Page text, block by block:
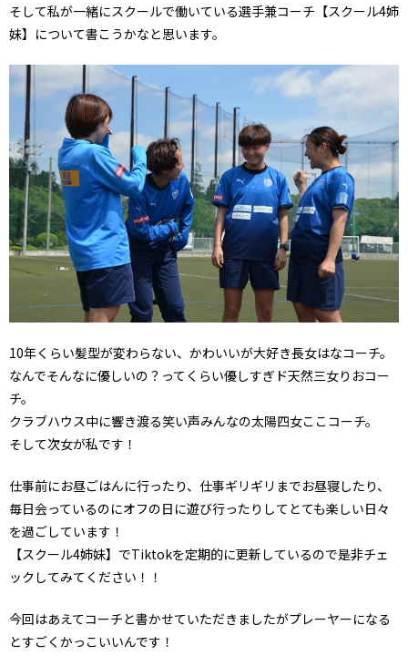
そして私が一緒にスクールで働いている選手兼コーチ【スクール4姉
妹】について書こうかなと思います。
10年くらい髪型が変わらない、かわいいが大好き長女はなコーチ。
なんでそんなに優しいの？ってくらい優しすぎド天然三女りおコー
チ。
クラブハウス中に響き渡る笑い声みんなの太陽四女ここコーチ。
そして次女が私です！
仕事前にお昼ごはんに行ったり、仕事ギリギリまでお昼寝したり、
毎日会っているのにオフの日に遊び行ったりしてとても楽しい日々
を過ごしています！
【スクール4姉妹】でTiktokを定期的に更新しているので是非チェ
ックしてみてください！！
今回はあえてコーチと書かせていただきましたがプレーヤーになる
とすごくかっこいいんです！